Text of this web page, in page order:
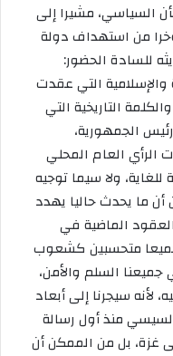
السياسي، مشيرا إلى
من استهداف دولة
للسادة الحضور:
والإسلامية التي عقدت
التاريخية التي
الجمهورية،
الرأي العام المحلي
ولا سيما توجيه
ما يحدث حاليا يهدد
الماضية في
جميعا متحسبين كشعوب
السلم والأمن،
سيجرنا إلى أبعاد
منذ أول رسالة
غزة، بل من الممكن أن